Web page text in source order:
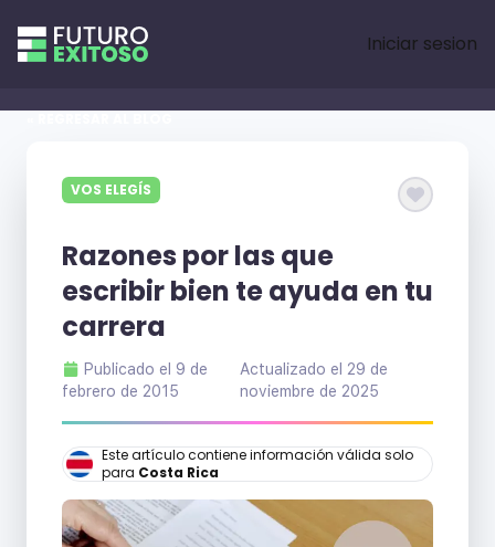
Iniciar sesion
VOS ELEGÍS
Razones por las que
escribir bien te ayuda en tu
carrera
Publicado el 9 de
febrero de 2015
Actualizado el 29 de
noviembre de 2025
Este artículo contiene información válida solo
para Costa Rica